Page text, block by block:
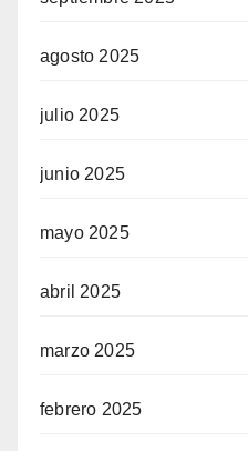
agosto 2025
julio 2025
junio 2025
mayo 2025
abril 2025
marzo 2025
febrero 2025